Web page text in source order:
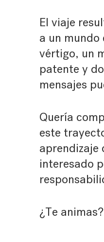
El viaje
a un mundo
vértigo, un
patente y
mensajes
Quería
este
aprendizaje
interesado
¿Te animas?